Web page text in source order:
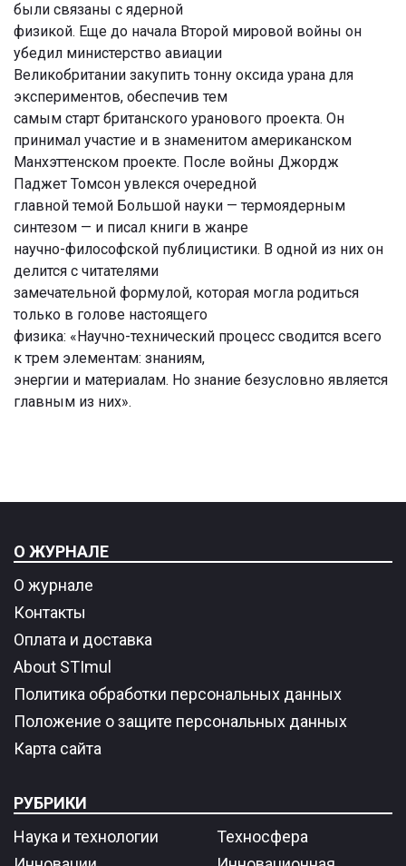
были связаны с ядерной
физикой. Еще до начала Второй мировой войны он
убедил министерство авиации
Великобритании закупить тонну оксида урана для
экспериментов, обеспечив тем
самым старт британского уранового проекта. Он
принимал участие и в знаменитом американском
Манхэттенском проекте. После войны Джордж
Паджет Томсон увлекся очередной
главной темой Большой науки — термоядерным
синтезом — и писал книги в жанре
научно-философской публицистики. В одной из них он
делится с читателями
замечательной формулой, которая могла родиться
только в голове настоящего
физика: «Научно-технический процесс сводится всего
к трем элементам: знаниям,
энергии и материалам. Но знание безусловно является
главным из них».
О ЖУРНАЛЕ
О журнале
Контакты
Оплата и доставка
About STImul
Политика обработки персональных данных
Положение о защите персональных данных
Карта сайта
РУБРИКИ
Наука и технологии
Техносфера